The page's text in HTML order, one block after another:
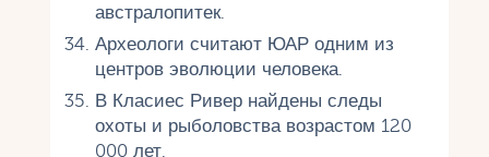
австралопитек.
Археологи считают ЮАР одним из
центров эволюции человека.
В Класиес Ривер найдены следы
охоты и рыболовства возрастом 120
000 лет.